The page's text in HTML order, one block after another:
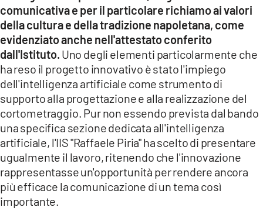
ANDROID
APPLE
comunicativa e per il particolare richiamo ai valori
della cultura e della tradizione napoletana, come
evidenziato anche nell'attestato conferito
dall'Istituto. Uno degli elementi particolarmente che
ha reso il progetto innovativo è stato l'impiego
dell'intelligenza artificiale come strumento di
supporto alla progettazione e alla realizzazione del
cortometraggio. Pur non essendo prevista dal bando
una specifica sezione dedicata all'intelligenza
artificiale, l'IIS "Raffaele Piria" ha scelto di presentare
ugualmente il lavoro, ritenendo che l'innovazione
rappresentasse un'opportunità per rendere ancora
più efficace la comunicazione di un tema così
importante.